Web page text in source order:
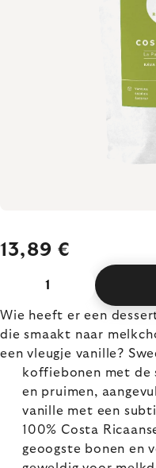
13,89 €
Wie heeft er een
die smaakt naar
een vleugje vanille?
koffiebonen met de
en pruimen,
vanille met een
100% Costa
geoogste bonen en